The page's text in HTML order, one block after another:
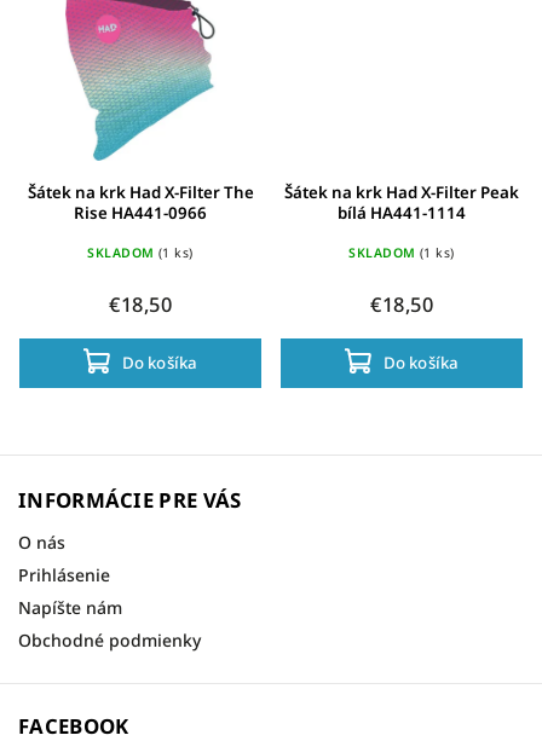
Šátek na krk Had X-Filter The
Rise HA441-0966
SKLADOM (1 ks)
€18,50
Do košíka
Šátek na krk Had X-Filter Peak
bílá HA441-1114
SKLADOM (1 ks)
€18,50
Do košíka
INFORMÁCIE PRE VÁS
O nás
Prihlásenie
Napíšte nám
Obchodné podmienky
FACEBOOK